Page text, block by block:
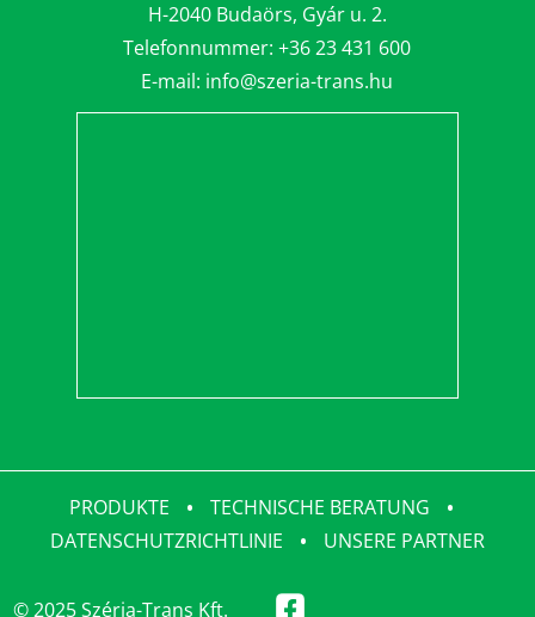
H-2040 Budaörs, Gyár u. 2.
Telefonnummer:+36 23 431 600
E-mail: info@szeria-trans.hu
PRODUKTE • TECHNISCHE BERATUNG
•
DATENSCHUTZRICHTLINIE
• UNSERE PARTNER
© 2025 Széria-Trans Kft.